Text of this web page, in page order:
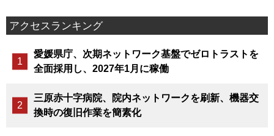
アクセスランキング
愛媛県庁、次期ネットワーク基盤でゼロトラストを
全面採用し、2027年1月に稼働
三原赤十字病院、院内ネットワークを刷新、機器交
換時の復旧作業を簡素化